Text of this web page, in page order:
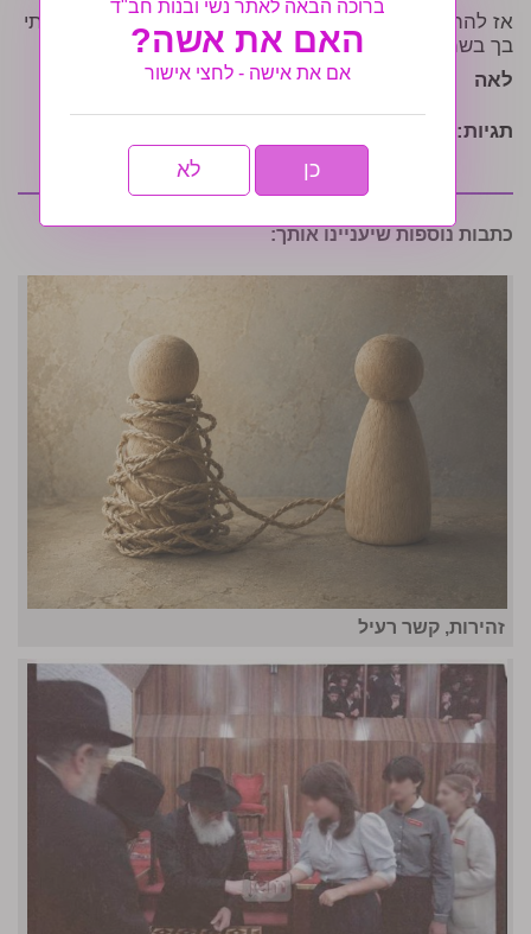
אז להתראות בינתיים ואני בטוחה שתשמור על מה שכתבתי
בך בשמחה ובעיקר בפנימיות…
לאה
תגיות:
כתבות נוספות שיעניינו אותך:
זהירות, קשר רעיל
ברוכה הבאה לאתר נשי ובנות חב"ד
האם את אשה?
אם את אישה - לחצי אישור
כן לא